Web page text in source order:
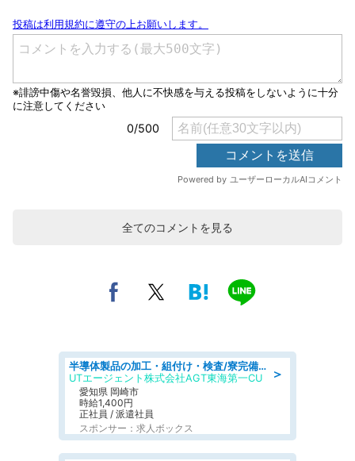
全てのコメントを見る
＞
半導体製品の加工・組付け・検査/寮完備/日勤/日払い/工場・製造
UTエージェント株式会社AGT東海第一CU
愛知県 岡崎市
時給1,400円
正社員 / 派遣社員
スポンサー：求人ボックス